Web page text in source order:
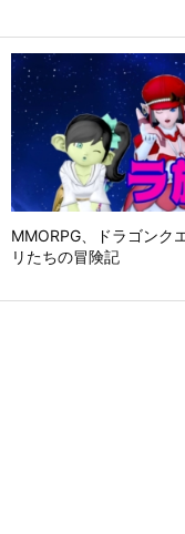
MMORPG、ドラゴンク
リたちの冒険記